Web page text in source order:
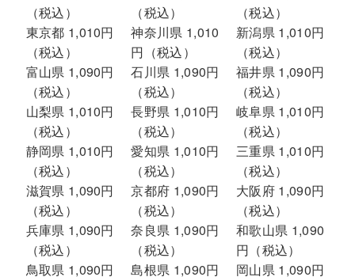
（税込）
（税込）
（税込）
東京都 1,010円
（税込）
神奈川県 1,010
円（税込）
新潟県 1,010円
（税込）
富山県 1,090円
（税込）
石川県 1,090円
（税込）
福井県 1,090円
（税込）
山梨県 1,010円
（税込）
長野県 1,010円
（税込）
岐阜県 1,010円
（税込）
静岡県 1,010円
（税込）
愛知県 1,010円
（税込）
三重県 1,010円
（税込）
滋賀県 1,090円
（税込）
京都府 1,090円
（税込）
大阪府 1,090円
（税込）
兵庫県 1,090円
（税込）
奈良県 1,090円
（税込）
和歌山県 1,090
円（税込）
鳥取県 1,090円
島根県 1,090円
岡山県 1,090円